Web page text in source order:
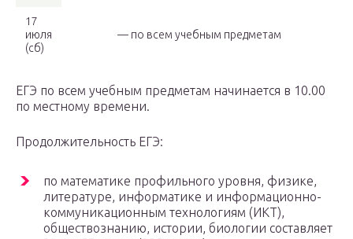
17
июля
(сб)
— по всем учебным предметам
ЕГЭ по всем учебным предметам начинается в 10.00
по местному времени.
Продолжительность ЕГЭ:
по математике профильного уровня, физике,
литературе, информатике и информационно-
коммуникационным технологиям (ИКТ),
обществознанию, истории, биологии составляет